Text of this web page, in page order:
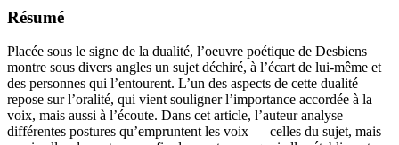
Résumé
Placée sous le signe de la dualité, l’oeuvre poétique de Desbiens
montre sous divers angles un sujet déchiré, à l’écart de lui-même et
des personnes qui l’entourent. L’un des aspects de cette dualité
repose sur l’oralité, qui vient souligner l’importance accordée à la
voix, mais aussi à l’écoute. Dans cet article, l’auteur analyse
différentes postures qu’empruntent les voix — celles du sujet, mais